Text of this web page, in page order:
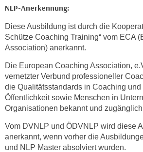
NLP-Anerkennung:
Diese Ausbildung ist durch die
Schütze Coaching Training“ vom ECA
Association) anerkannt.
Die European Coaching Association,
vernetzter Verbund professioneller
die Qualitätsstandards in Coaching und
Öffentlichkeit sowie Menschen in
Organisationen bekannt und
Vom DVNLP und ÖDVNLP wird diese
anerkannt, wenn vorher die
und NLP Master absolviert wurden.
n
,
u
m
d
i
e
C
o
o
k
i